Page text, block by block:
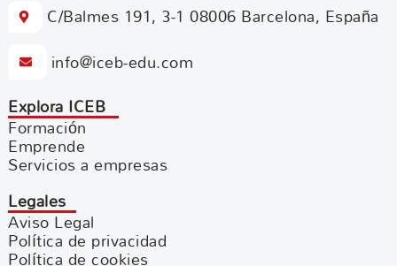
C/Balmes 191, 3-1 08006 Barcelona, España
info@iceb-edu.com
Explora ICEB
Formación
Emprende
Servicios a empresas
Legales
Aviso Legal
Política de privacidad
Política de cookies